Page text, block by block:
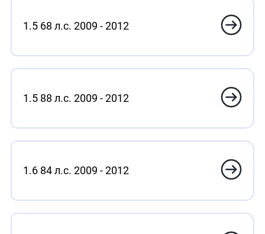
1.5 68 л.с. 2009 - 2012
1.5 88 л.с. 2009 - 2012
1.6 84 л.с. 2009 - 2012